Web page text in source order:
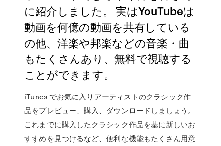
に紹介しました。 実はYouTubeは
動画を何億の動画を共有している
の他、洋楽や邦楽などの音楽・曲
もたくさんあり、無料で視聴する
ことができます。
iTunes でお気に入りアーティストのクラシック作
品をプレビュー、購入、ダウンロードしましょう。
これまでに購入したクラシック作品を基に新しいお
すすめを見つけるなど、便利な機能もたくさん用意